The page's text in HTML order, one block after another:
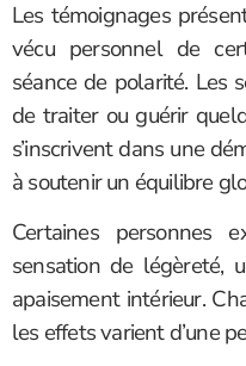
Les témoignages
vécu personnel de
séance de polarité. Les
de traiter ou guérir
s’inscrivent dans une
à soutenir un équilibre
Certaines personnes
sensation de légèreté,
apaisement intérieur.
les effets varient d’une